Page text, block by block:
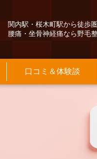
関内駅・桜木町駅から徒歩
腰痛・坐骨神経痛なら野毛
口コミ＆体験談
お知らせ